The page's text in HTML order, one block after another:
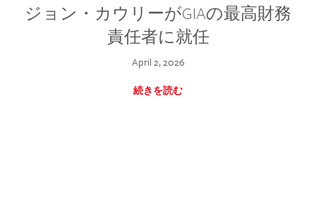
ジョン・カウリーがGIAの最高財務
責任者に就任
April 2, 2026
続きを読む